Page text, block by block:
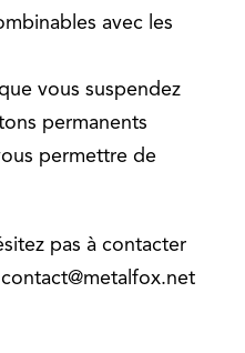
avec les
vous suspendez
permanents
permettre de
pas à contacter